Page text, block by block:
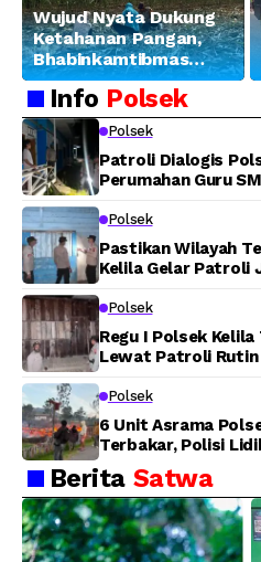
Wujud Nyata Dukung
Ketahanan Pangan,
Bhabinkamtibmas
Banjar Ausoy Turun
Langsung Bantu
Warga Panen Jagung
Info Polsek
Polsek
Patroli Dialogis
Perumahan Guru
Polsek
Pastikan Wilayah
Kelila Gelar Patroli
Polsek
Regu I Polsek
Lewat Patroli Rutin
Polsek
6 Unit Asrama
Terbakar, Polisi
Berita Satwa